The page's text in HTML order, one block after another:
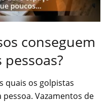
conseguem
pessoas?
quais os golpistas
pessoa. Vazamentos de